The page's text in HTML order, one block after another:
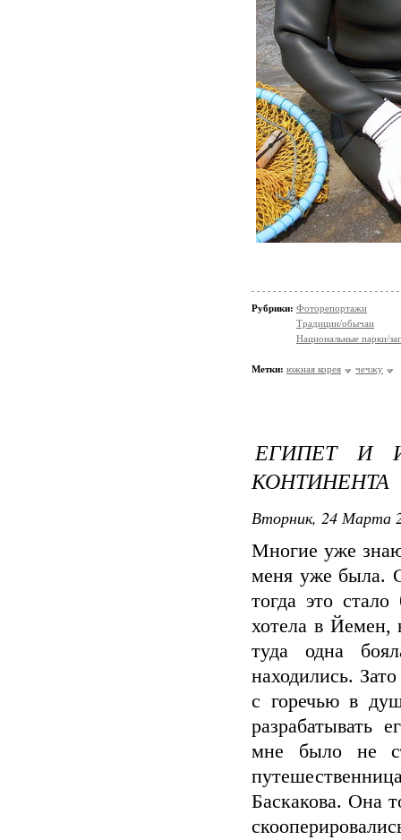
Рубрики: Фоторепортажи
Традиции/обычаи
Национальные парки/
Метки: южная корея чечжу
ЕГИПЕТ И
КОНТИНЕНТА
Вторник, 24 Марта
Многие уже
меня уже была.
тогда это
хотела в Йемен,
туда одна
находились.
с горечью в
разрабатывать
мне было не
Баскакова. Она